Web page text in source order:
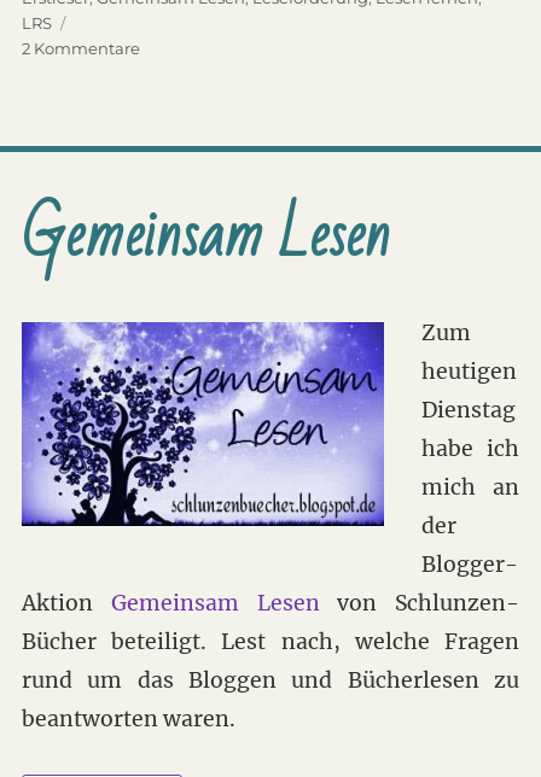
LRS
2 Kommentarezu
für
Legasthenie
geeignet?
Gemeinsam Lesen
Zum
heutigen
Dienstag
habe ich
mich an
der
Blogger-
Aktion Gemeinsam Lesenvon Schlunzen-
Bücher beteiligt. Lest nach, welche Fragen
rund um das Bloggen und Bücherlesen zu
beantworten waren.